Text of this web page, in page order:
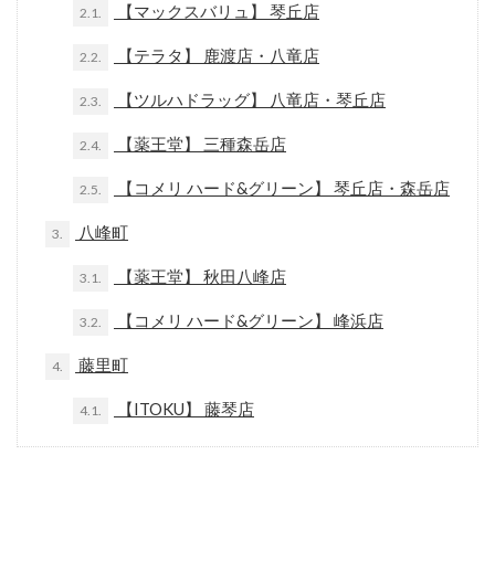
2.1. 【マックスバリュ】 琴丘店
2.2. 【テラタ】 鹿渡店・八竜店
2.3. 【ツルハドラッグ】 八竜店・琴丘店
2.4. 【薬王堂】 三種森岳店
2.5. 【コメリ ハード&グリーン】 琴丘店・森岳店
3. 八峰町
3.1. 【薬王堂】 秋田八峰店
3.2. 【コメリ ハード&グリーン】 峰浜店
4. 藤里町
4.1. 【ITOKU】 藤琴店